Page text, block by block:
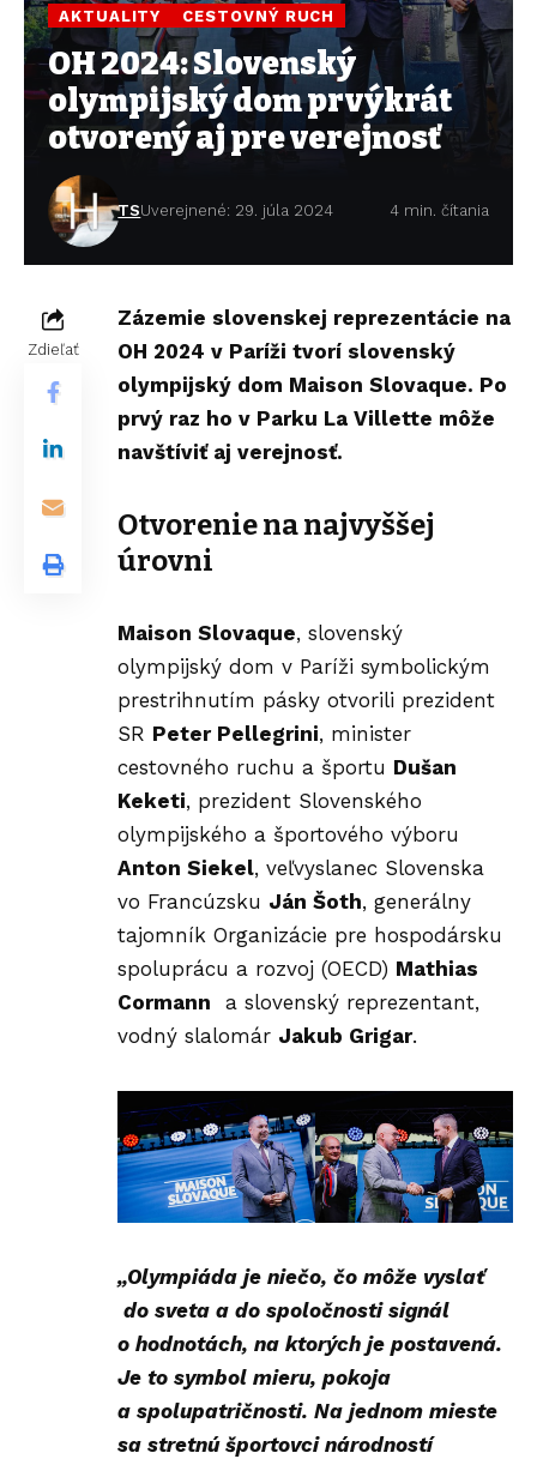
AKTUALITY CESTOVNÝ RUCH
OH 2024: Slovenský
olympijský dom prvýkrát
otvorený aj pre verejnosť
TSUverejnené: 29. júla 2024 4 min. čítania
Zdieľať
Zázemie slovenskej reprezentácie na
OH 2024 v Paríži tvorí slovenský
olympijský dom Maison Slovaque. Po
prvý raz ho v Parku La Villette môže
navštíviť aj verejnosť.
Otvorenie na najvyššej
úrovni
Maison Slovaque, slovenský
olympijský dom v Paríži symbolickým
prestrihnutím pásky otvorili prezident
SR Peter Pellegrini, minister
cestovného ruchu a športu Dušan
Keketi, prezident Slovenského
olympijského a športového výboru
Anton Siekel, veľvyslanec Slovenska
vo Francúzsku Ján Šoth, generálny
tajomník Organizácie pre hospodársku
spoluprácu a rozvoj (OECD) Mathias
Cormann a slovenský reprezentant,
vodný slalomár Jakub Grigar.
„Olympiáda je niečo, čo môže vyslať
do sveta a do spoločnosti signál
o hodnotách, na ktorých je postavená.
Je to symbol mieru, pokoja
a spolupatričnosti. Na jednom mieste
sa stretnú športovci národností